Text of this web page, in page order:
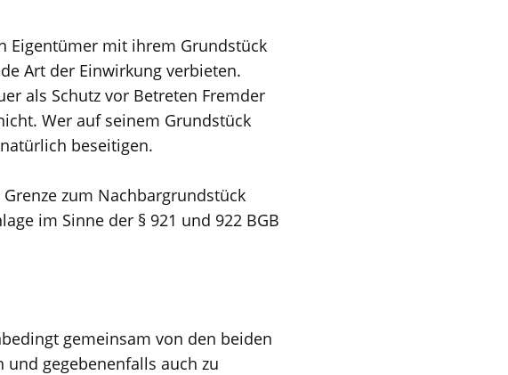
Eigentümer mit ihrem Grundstück
Art der Einwirkung verbieten.
als Schutz vor Betreten Fremder
Wer auf seinem Grundstück
beseitigen.
zum Nachbargrundstück
im Sinne der § 921 und 922 BGB
gemeinsam von den beiden
gegebenenfalls auch zu